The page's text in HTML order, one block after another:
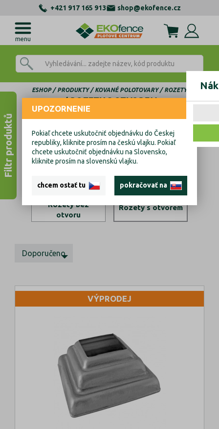
+421 917 165 913 shop@ekofence.cz
menu
ESHOP PRODUKTY KOVANÉ POLOTOVARY ROZETY
ROZETY S OTVOREM
Rozety s otvorem
Rozety bez
otvoru
Rozety s otvorem
Filtr produktů
Doporučeno
VÝPRODEJ
UPOZORNENIE
Pokiaľ chcete uskutočniť objednávku do Českej
republiky, kliknite prosím na českú vlajku. Pokiaľ
chcete uskutočniť objednávku na Slovensko,
kliknite prosím na slovenskú vlajku.
chcem ostať tu pokračovať na